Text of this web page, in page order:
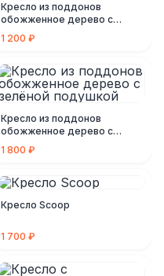
Кресло из поддонов
обожженное дерево c
оранжевой подушкой
1 200 ₽
Кресло из поддонов
обожженное дерево c
зелёной подушкой
1 800 ₽
Кресло Scoop
1 700 ₽